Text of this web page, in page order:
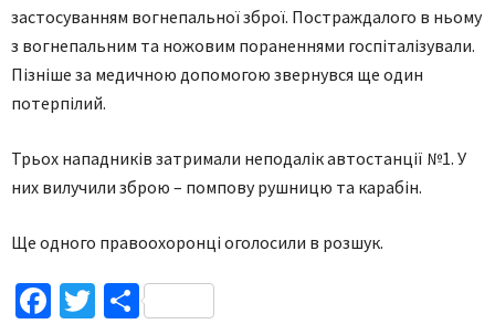
застосуванням вогнепальної зброї. Постраждалого в ньому
з вогнепальним та ножовим пораненнями госпіталізували.
Пізніше за медичною допомогою звернувся ще один
потерпілий.
Трьох нападників затримали неподалік автостанції №1. У
них вилучили зброю – помпову рушницю та карабін.
Ще одного правоохоронці оголосили в розшук.
Facebook
TwitterПоділитися